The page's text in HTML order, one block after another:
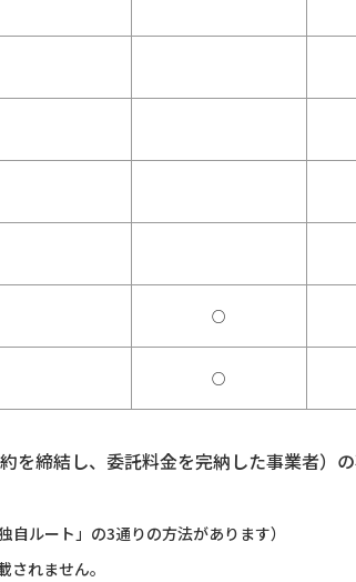
○
○
を締結し、委託料金を完納した事業者）
自ルート」の3通りの方法があります）
れません。